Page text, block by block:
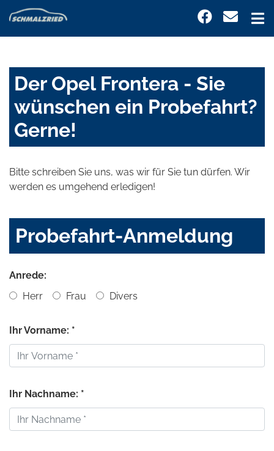
Der Opel Frontera - Sie
wünschen ein Probefahrt?
Gerne!
Bitte schreiben Sie uns, was wir für Sie tun dürfen. Wir
werden es umgehend erledigen!
Probefahrt-Anmeldung
Anrede:
Herr
Frau Divers
Ihr Vorname: *
Ihr Nachname: *